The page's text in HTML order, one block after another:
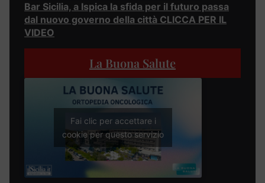
Bar Sicilia, a Ispica la sfida per il futuro passa
dal nuovo governo della città CLICCA PER IL
VIDEO
La Buona Salute
Fai clic per accettare i
cookie per questo servizio